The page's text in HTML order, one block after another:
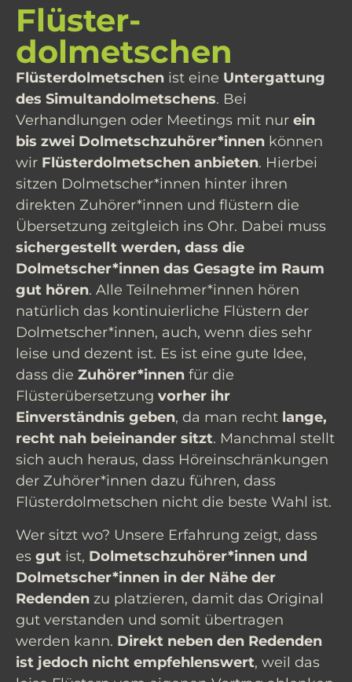
Flüster­
dolmetschen
Flüsterdolmetschen ist eine Untergattung
des Simultandolmetschens. Bei
Verhandlungen oder Meetings mit nur ein
bis zwei Dolmetschzuhörer*innen können
wir Flüsterdolmetschen anbieten. Hierbei
sitzen Dolmetscher*innen hinter ihren
direkten Zuhörer*innen und flüstern die
Übersetzung zeitgleich ins Ohr. Dabei muss
sichergestellt werden, dass die
Dolmetscher*innen das Gesagte im Raum
gut hören. Alle Teilnehmer*innen hören
natürlich das kontinuierliche Flüstern der
Dolmetscher*innen, auch, wenn dies sehr
leise und dezent ist. Es ist eine gute Idee,
dass die Zuhörer*innen für die
Flüsterübersetzung vorher ihr
Einverständnis geben, da man recht lange,
recht nah beieinander sitzt. Manchmal stellt
sich auch heraus, dass Höreinschränkungen
der Zuhörer*innen dazu führen, dass
Flüsterdolmetschen nicht die beste Wahl ist.
Wer sitzt wo? Unsere Erfahrung zeigt, dass
es gut ist, Dolmetschzuhörer*innen und
Dolmetscher*innen in der Nähe der
Redenden zu platzieren, damit das Original
gut verstanden und somit übertragen
werden kann. Direkt neben den Redenden
ist jedoch nicht empfehlenswert, weil das